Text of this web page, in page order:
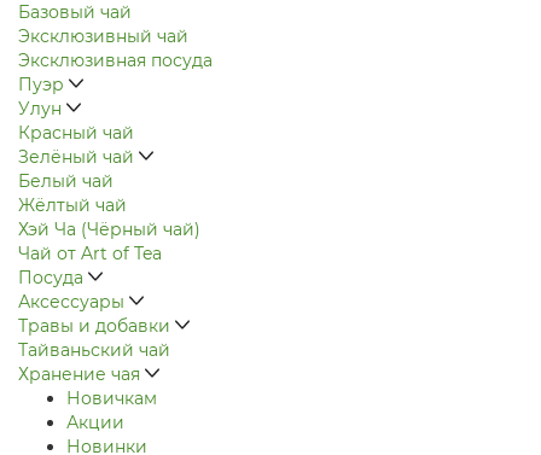
Базовый чай
Эксклюзивный чай
Эксклюзивная посуда
Пуэр
Улун
Красный чай
Зелёный чай
Белый чай
Жёлтый чай
Хэй Ча (Чёрный чай)
Чай от Art of Tea
Посуда
Аксессуары
Травы и добавки
Тайваньский чай
Хранение чая
Новичкам
Акции
Новинки